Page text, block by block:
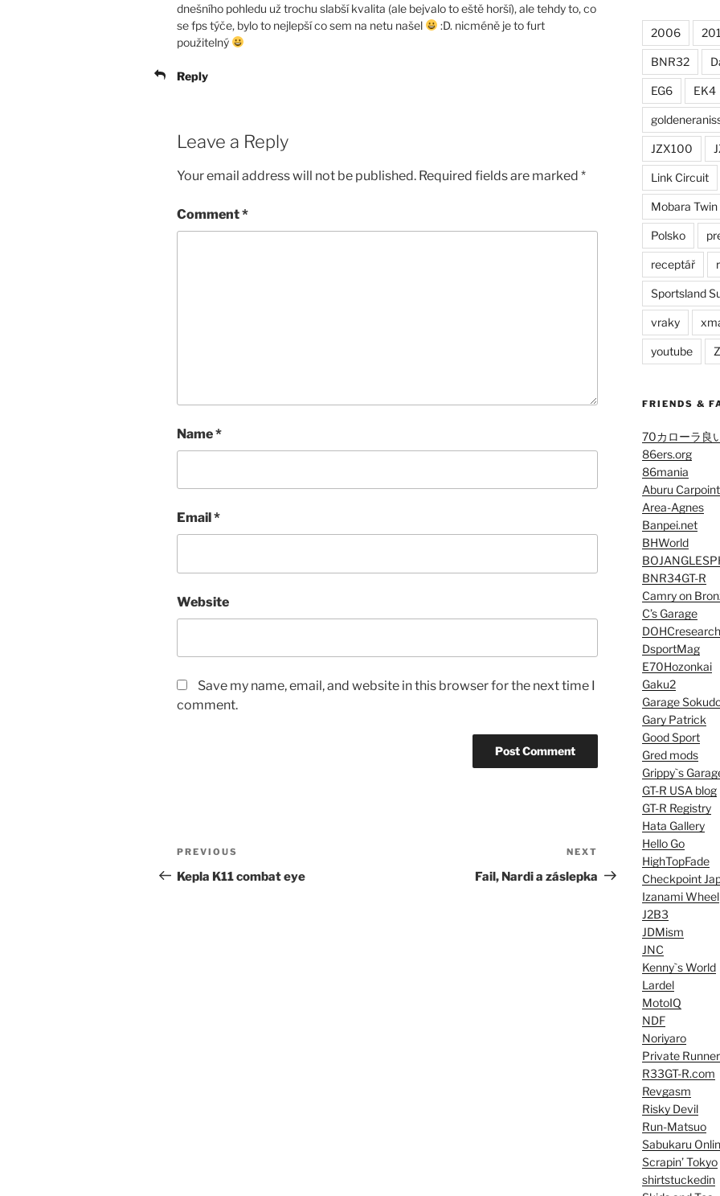
dnešního pohledu už trochu slabší kvalita (ale bejvalo to eště horší), ale tehdy to, co
se fps týče, bylo to nejlepší co sem na netu našel
:D. nicméně je to furt
použitelný
Reply
Leave a Reply
Your email address will not be published. Required fields are marked *
Comment*
Name*
Email*
Website
Save my name, email, and website in this browser for the next time I
comment.
Post
navigation
Previous
Post
PREVIOUS
Kepla K11 combat eye
Post
NEXT
Fail, Nardi a záslepka
2006
BNR32
EG6 EK4
JZX100
Link Circuit
Mobara Twin
Polsko
receptář
Sportsland
vraky
youtube Z
FRIENDS &
70カローラ良
86ers.org
86mania
Aburu Carpoint
Area-Agnes
Banpei.net
BHWorld
BNR34GT-R
Camry on
C’s Garage
DOHCresearch
DsportMag
E70Hozonkai
Gaku2
Garage
Gary Patrick
Good Sport
Gred mods
Grippy`s
GT-R USA blog
GT-R Registry
Hata Gallery
Hello Go
HighTopFade
Checkpoint
Izanami Wheel
J2B3
JDMism
JNC
Kenny`s World
Lardel
MotoIQ
NDF
Noriyaro
Private
R33GT-R.com
Revgasm
Risky Devil
Run-Matsuo
Sabukaru
Scrapin’ Tokyo
shirtstuckedin